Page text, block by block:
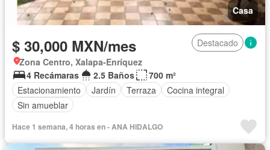
Casa
$ 30,000 MXN/mes
Destacado
Zona Centro, Xalapa-Enríquez
4 Recámaras
2.5 Baños
700 m²
Estacionamiento
Jardín Terraza
Cocina integral
Sin amueblar
Hace 1 semana, 4 horas en - ANA HIDALGO